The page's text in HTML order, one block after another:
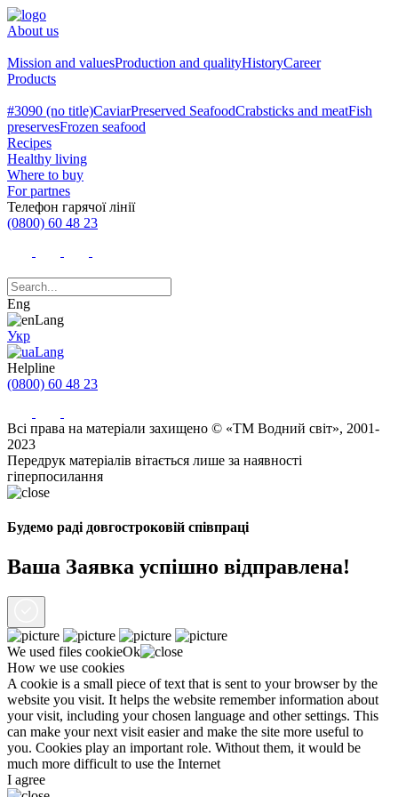
About us
Mission and valuesProduction and qualityHistoryCareer
Products
#3090 (no title)CaviarPreserved SeafoodCrabsticks and meatFish
preservesFrozen seafood
Recipes
Healthy living
Where to buy
For partnes
Телефон гарячої лінії
(0800) 60 48 23
Eng
Укр
Helpline
(0800) 60 48 23
Всі права на матеріали захищено © «ТМ Водний світ», 2001-
2023
Передрук матеріалів вітається лише за наявності
гіперпосилання
Будемо раді довгостроковій співпраці
Ваша Заявка успішно відправлена!
We used files cookieOk
How we use cookies
A cookie is a small piece of text that is sent to your browser by the
website you visit. It helps the website remember information about
your visit, including your chosen language and other settings. This
can make your next visit easier and make the site more useful to
you. Cookies play an important role. Without them, it would be
much more difficult to use the Internet
I agree